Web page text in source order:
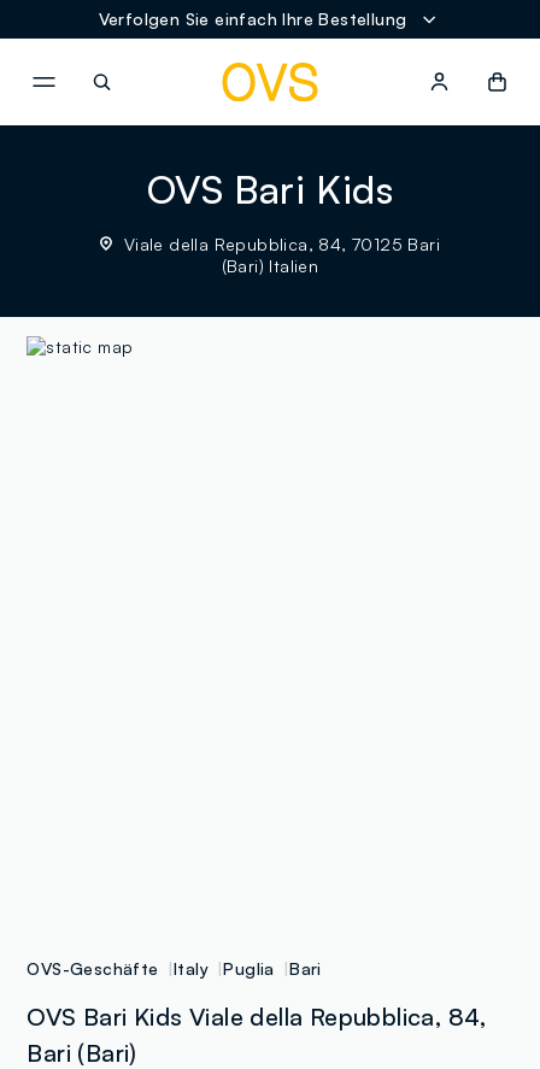
Verfolgen Sie einfach Ihre Bestellung
OVS Bari Kids
Viale della Repubblica, 84, 70125 Bari
(Bari) Italien
OVS-Geschäfte Italy Puglia Bari
OVS Bari Kids Viale della Repubblica, 84,
Bari (Bari)